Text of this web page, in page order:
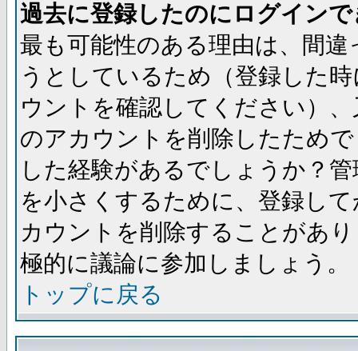
過去に登録したのにログイン
最も可能性のある理由は、間
うとしているため（登録した
ウントを確認してください）
のアカウントを削除したため
した経験があるでしょうか？
を小さくするために、登録し
カウントを削除することがあ
極的に議論に参加しましょう。
トップに戻る